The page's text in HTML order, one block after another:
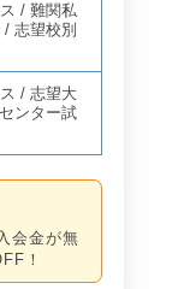
/難関私
/志望校別
/志望大
ンター試
会金が無
！